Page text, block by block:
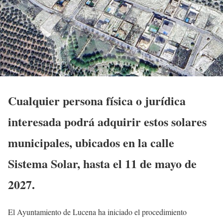
Cualquier persona física o jurídica
interesada podrá adquirir estos solares
municipales, ubicados en la calle
Sistema Solar, hasta el 11 de mayo de
2027.
El Ayuntamiento de Lucena ha iniciado el procedimiento